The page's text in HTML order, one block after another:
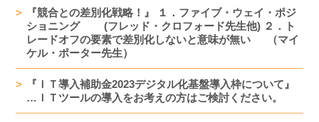
『競合との差別化戦略！』 １．ファイブ・ウェイ・ポジ
ショニング (フレッド・クロフォード先生他) ２．ト
レードオフの要素で差別化しないと意味が無い （マイ
ケル・ポーター先生）
『ＩＴ導入補助金2023デジタル化基盤導入枠について』
…ＩＴツールの導入をお考えの方はご検討ください。